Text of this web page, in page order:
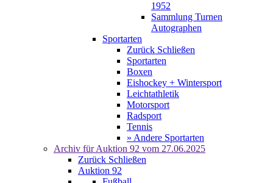
1952
Sammlung Turnen
Autographen
Sportarten
Zurück Schließen
Sportarten
Boxen
Eishockey + Wintersport
Leichtathletik
Motorsport
Radsport
Tennis
» Andere Sportarten
Archiv für Auktion 92 vom 27.06.2025
Zurück Schließen
Auktion 92